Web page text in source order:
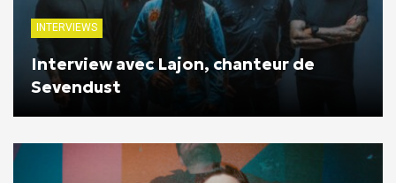
INTERVIEWS
Interview avec Lajon, chanteur de
Sevendust